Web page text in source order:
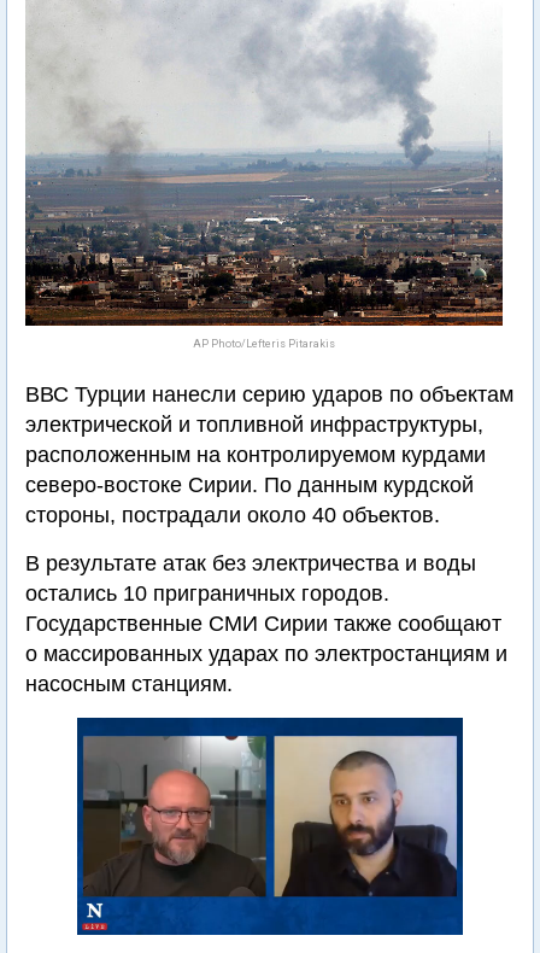
AP Photo/Lefteris Pitarakis
ВВС Турции нанесли серию ударов по объектам
электрической и топливной инфраструктуры,
расположенным на контролируемом курдами
северо-востоке Сирии. По данным курдской
стороны, пострадали около 40 объектов.
В результате атак без электричества и воды
остались 10 приграничных городов.
Государственные СМИ Сирии также сообщают
о массированных ударах по электростанциям и
насосным станциям.